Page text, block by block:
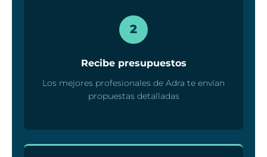
2
Recibe presupuestos
Los mejores profesionales de Adra te envían
propuestas detalladas